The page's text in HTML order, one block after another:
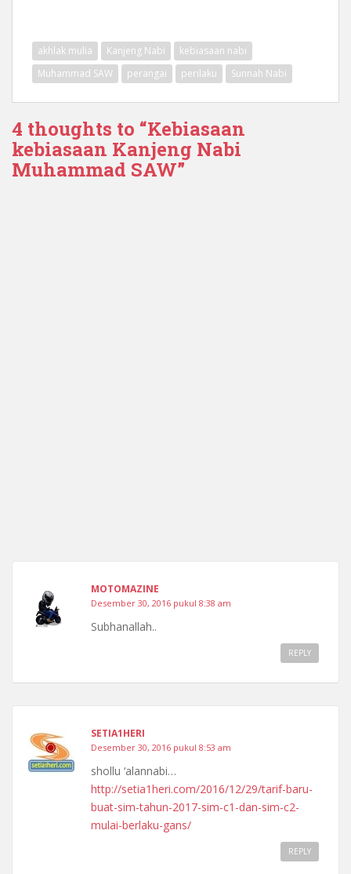
akhlak mulia Kanjeng Nabi
kebiasaan nabi
Muhammad SAW
perangai perilaku Sunnah Nabi
4 thoughts to “Kebiasaan
kebiasaan Kanjeng Nabi
Muhammad SAW”
MOTOMAZINE
Desember 30, 2016 pukul 8:38 am
Subhanallah..
REPLY
SETIA1HERI
Desember 30, 2016 pukul 8:53 am
shollu ‘alannabi…
http://setia1heri.com/2016/12/29/tarif-baru-
buat-sim-tahun-2017-sim-c1-dan-sim-c2-
mulai-berlaku-gans/
REPLY